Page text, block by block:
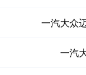
一汽大众
一汽